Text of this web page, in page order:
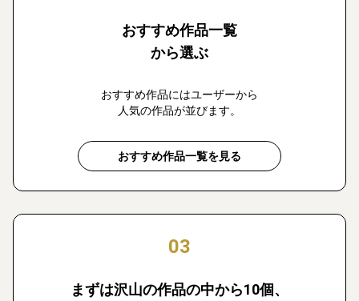
おすすめ作品一覧
から選ぶ
おすすめ作品にはユーザーから
人気の作品が並びます。
おすすめ作品一覧を見る
03
まずは沢山の作品の中から10個、